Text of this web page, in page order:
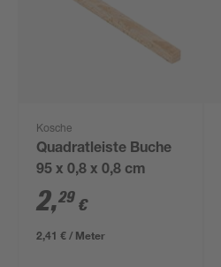
Kosche
Quadratleiste Buche
95 x 0,8 x 0,8 cm
2,29 €
2,41 € / Meter